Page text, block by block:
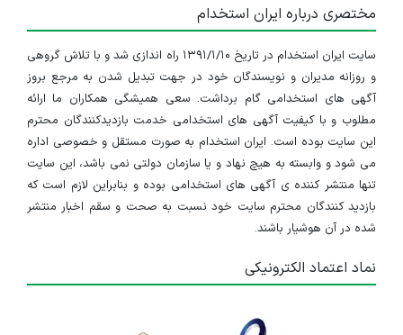
مختصری درباره ایران استخدام
سایت ایران استخدام در تاریخ ۱۳۹۱/۱/۱۰ راه اندازی شد و با تلاش گروهی
و روزانه مدیران و نویسندگان خود در جهت تبدیل شدن به مرجع بروز
آگهی های استخدامی گام برداشت. سعی همیشگی همکاران ما ارائه
مطلوب و با کیفیت آگهی های استخدامی خدمت بازدیدکنندگان محترم
این سایت بوده است. ایران استخدام به صورت مستقل و خصوصی اداره
می شود و وابسته به هیچ نهاد و یا سازمان دولتی نمی باشد، این سایت
تنها منتشر کننده ی آگهی های استخدامی بوده و بنابراین لازم است که
بازدید کنندگان محترم سایت خود نسبت به صحت و سقم اخبار منتشر
شده در آن هوشیار باشند.
نماد اعتماد الکترونیکی